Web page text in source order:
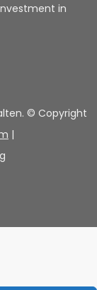
in
© Copyright
|